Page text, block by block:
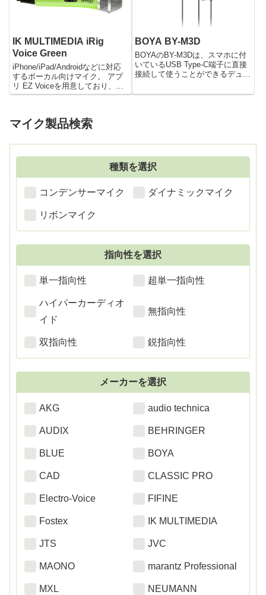
IK MULTIMEDIA iRig
Voice Green
iPhone/iPad/Androidなどに対応
するボーカル向けマイク。 アプ
リ EZ Voiceを用意しており、お
使いのモバイルデバイス上のライ
軽量かつ耐久性のあるボディは長
BOYA BY-M3D
BOYAのBY-M3Dは、スマホに付
いているUSB Type-C端子に直接
接続して使うことができるデュア
のケーブルで2本のマイクが付い
マイク製品検索
種類を選択
コンデンサーマイク ダイナミックマイク
リボンマイク
指向性を選択
単一指向性 超単一指向性
ハイパーカーディオ
イド
無指向性
双指向性 鋭指向性
メーカーを選択
AKG audio technica
AUDIX BEHRINGER
BLUE BOYA
CAD CLASSIC PRO
Electro-Voice FIFINE
Fostex IK MULTIMEDIA
JTS JVC
MAONO marantz Professional
MXL NEUMANN